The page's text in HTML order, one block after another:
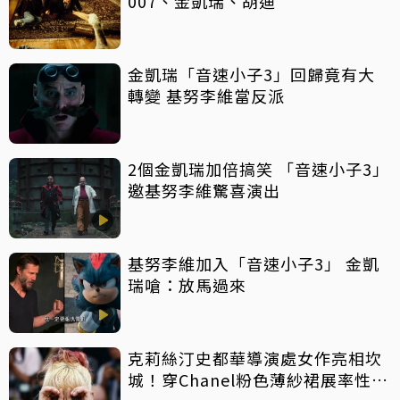
金凱瑞「音速小子3」回歸竟有大
轉變 基努李維當反派
2個金凱瑞加倍搞笑 「音速小子3」
邀基努李維驚喜演出
基努李維加入「音速小子3」 金凱
瑞嗆：放馬過來
克莉絲汀史都華導演處女作亮相坎
城！穿Chanel粉色薄紗裙展率性俏